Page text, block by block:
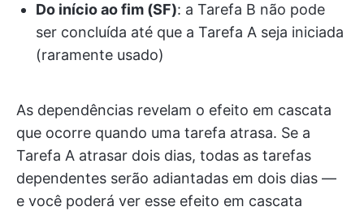
Do início ao fim (SF): a Tarefa B não pode
ser concluída até que a Tarefa A seja iniciada
(raramente usado)
As dependências revelam o efeito em cascata
que ocorre quando uma tarefa atrasa. Se a
Tarefa A atrasar dois dias, todas as tarefas
dependentes serão adiantadas em dois dias —
e você poderá ver esse efeito em cascata